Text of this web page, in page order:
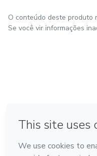
O conteúdo deste produto
Se você vir informações
Feito com ❤ na Cidade